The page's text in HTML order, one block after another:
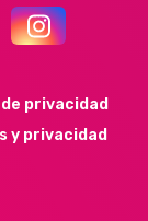
privacidad
y privacidad